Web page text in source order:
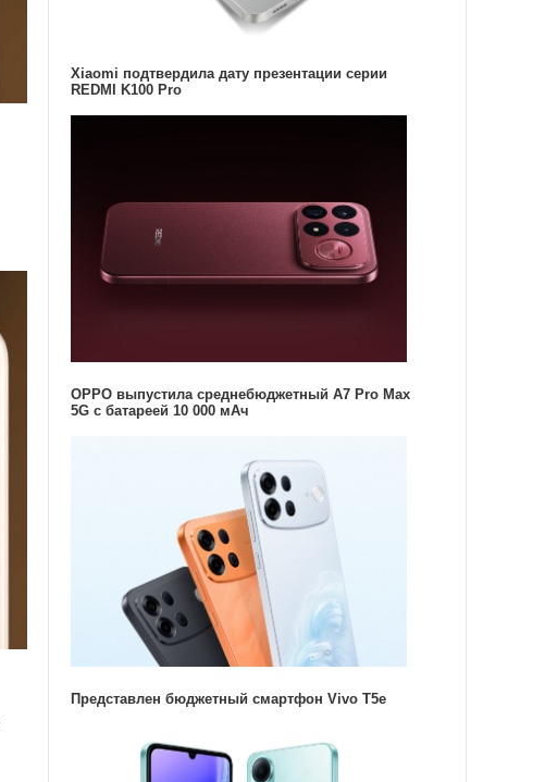
Xiaomi подтвердила дату презентации серии
REDMI K100 Pro
OPPO выпустила среднебюджетный A7 Pro Max
5G с батареей 10 000 мАч
Представлен бюджетный смартфон Vivo T5e